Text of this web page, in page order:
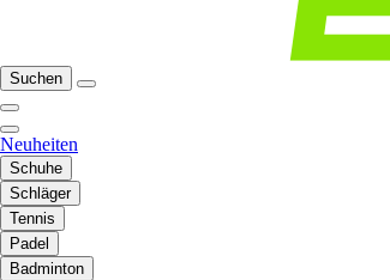
Suchen
Neuheiten
Schuhe
Schläger
Tennis
Padel
Badminton